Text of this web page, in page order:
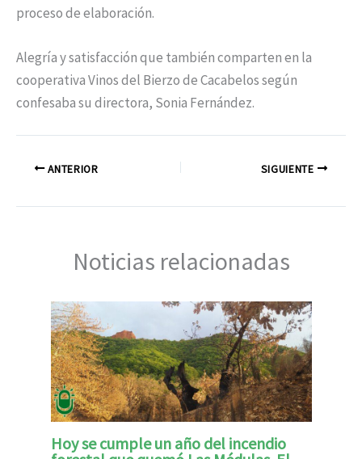
proceso de elaboración.
Alegría y satisfacción que también comparten en la
cooperativa Vinos del Bierzo de Cacabelos según
confesaba su directora, Sonia Fernández.
ANTERIOR SIGUIENTE
Noticias relacionadas
Hoy se cumple un año del incendio